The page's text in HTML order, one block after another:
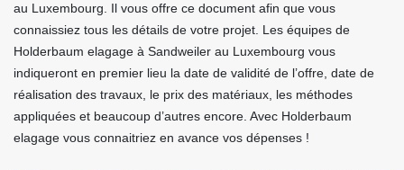
au Luxembourg. Il vous offre ce document afin que vous
connaissiez tous les détails de votre projet. Les équipes de
Holderbaum elagage à Sandweiler au Luxembourg vous
indiqueront en premier lieu la date de validité de l’offre, date de
réalisation des travaux, le prix des matériaux, les méthodes
appliquées et beaucoup d’autres encore. Avec Holderbaum
elagage vous connaitriez en avance vos dépenses !